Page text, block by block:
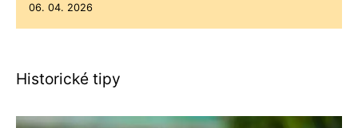
06. 04. 2026
Historické tipy